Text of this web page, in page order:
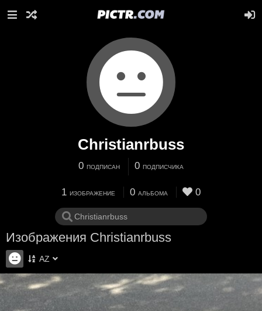
Christianrbuss
0 ПОДПИСАН 0 ПОДПИСЧИКА
1 ИЗОБРАЖЕНИЕ 0 АЛЬБОМА 0
Изображения Christianrbuss
AZ